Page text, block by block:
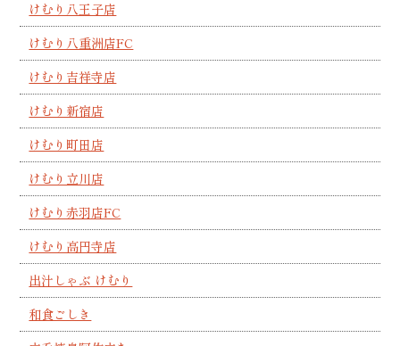
けむり八王子店
けむり八重洲店FC
けむり吉祥寺店
けむり新宿店
けむり町田店
けむり立川店
けむり赤羽店FC
けむり高円寺店
出汁しゃぶ けむり
和食ごしき